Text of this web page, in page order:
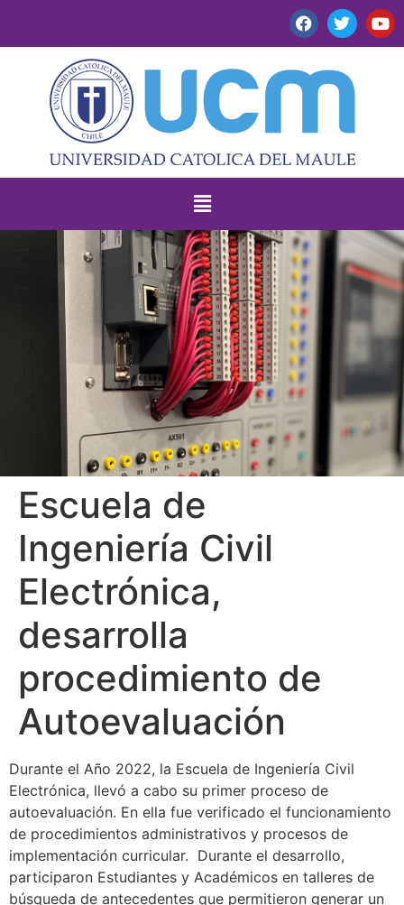
Escuela de
Ingeniería Civil
Electrónica,
desarrolla
procedimiento de
Autoevaluación
Durante el Año 2022, la Escuela de Ingeniería Civil
Electrónica, llevó a cabo su primer proceso de
autoevaluación. En ella fue verificado el funcionamiento
de procedimientos administrativos y procesos de
implementación curricular. Durante el desarrollo,
participaron Estudiantes y Académicos en talleres de
búsqueda de antecedentes que permitieron generar un